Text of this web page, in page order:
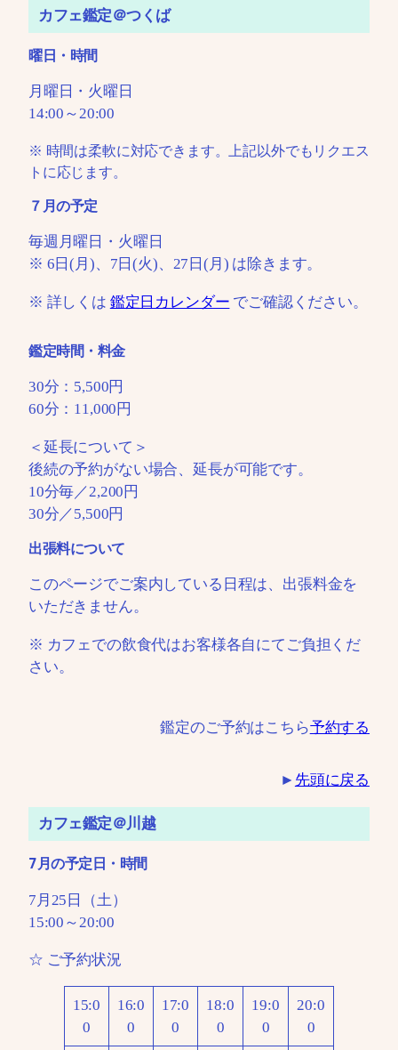
カフェ鑑定＠つくば
曜日・時間
月曜日・火曜日
14:00～20:00
※ 時間は柔軟に対応できます。上記以外でもリクエス
トに応じます。
７月の予定
毎週月曜日・火曜日
※ 6日(月)、7日(火)、27日(月) は除きます。
※ 詳しくは 鑑定日カレンダー でご確認ください。
鑑定時間・料金
30分：5,500円
60分：11,000円
＜延長について＞
後続の予約がない場合、延長が可能です。
10分毎／2,200円
30分／5,500円
出張料について
このページでご案内している日程は、出張料金を
いただきません。
※ カフェでの飲食代はお客様各自にてご負担くだ
さい。
鑑定のご予約はこちら予約する
► 先頭に戻る
カフェ鑑定＠川越
7月の予定日・時間
7月25日（土）
15:00～20:00
☆ ご予約状況
15:0
0
16:0
0
17:0
0
18:0
0
19:0
0
20:0
0